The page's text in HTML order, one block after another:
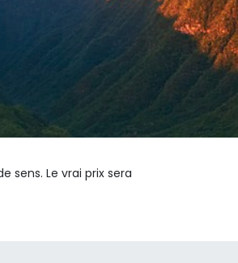
sens. Le vrai prix sera